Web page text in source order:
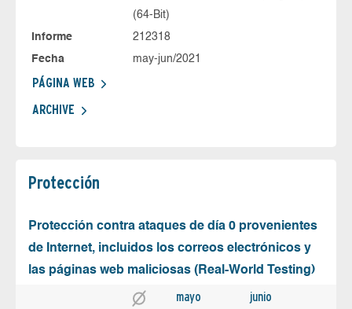
(64-Bit)
Informe
212318
Fecha
may-jun/2021
PÁGINA WEB
ARCHIVE
Protección
Protección contra ataques de día 0 provenientes
de Internet, incluidos los correos electrónicos y
las páginas web maliciosas (Real-World Testing)
mayo junio